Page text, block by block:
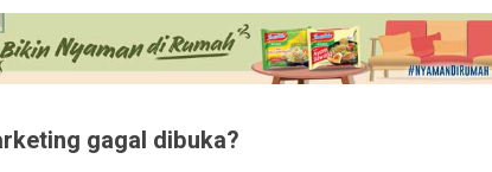
gagal dibuka?